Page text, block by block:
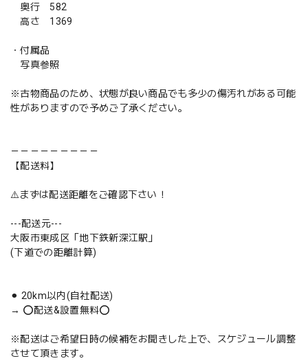
奥行 582
高さ 1369
・付属品
写真参照
※古物商品のため、状態が良い商品でも多少の傷汚れがある可能
性がありますので予めご了承ください。
－－－－－－－－－
【配送料】
⚠️まずは配送距離をご確認下さい！
---配送元---
大阪市東成区「地下鉄新深江駅」
(下道での距離計算)
⚫︎ 20km以内(自社配送)
→ ⭕️配送&設置無料⭕️
※配送はご希望日時の候補をお聞きした上で、スケジュール調整
させて頂きます。